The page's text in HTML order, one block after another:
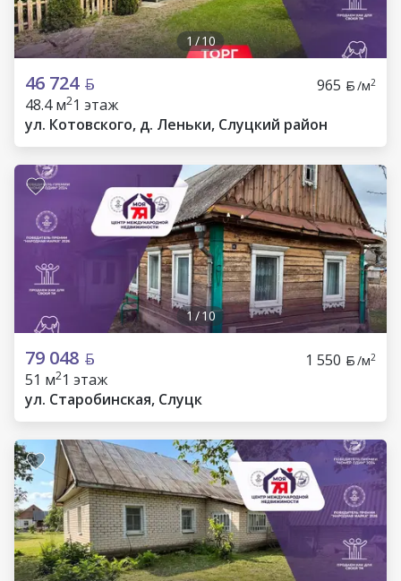
1/10
46 724 965 /м2
48.4 м21 этаж
ул. Котовского, д. Леньки, Слуцкий район
1/10
79 048 1 550 /м2
51 м21 этаж
ул. Старобинская, Слуцк